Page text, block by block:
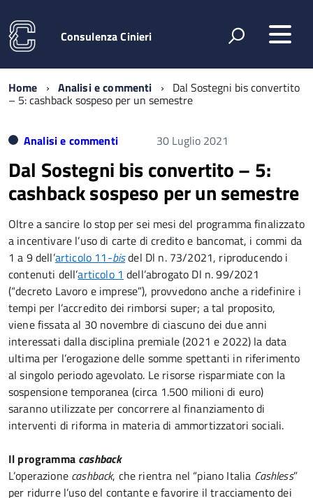
Consulenza Cinieri
Home Analisi e commenti Dal Sostegni bis convertito
– 5: cashback sospeso per un semestre
Analisi e commenti 30 Luglio 2021
Dal Sostegni bis convertito – 5:
cashback sospeso per un semestre
Oltre a sancire lo stop per sei mesi del programma finalizzato
a incentivare l’uso di carte di credito e bancomat, i commi da
1 a 9 dell’articolo 11-bisdel Dl n. 73/2021, riproducendo i
contenuti dell’articolo 1 dell’abrogato Dl n. 99/2021
(“decreto Lavoro e imprese”), provvedono anche a ridefinire i
tempi per l’accredito dei rimborsi super; a tal proposito,
viene fissata al 30 novembre di ciascuno dei due anni
interessati dalla disciplina premiale (2021 e 2022) la data
ultima per l’erogazione delle somme spettanti in riferimento
al singolo periodo agevolato. Le risorse risparmiate con la
sospensione temporanea (circa 1.500 milioni di euro)
saranno utilizzate per concorrere al finanziamento di
interventi di riforma in materia di ammortizzatori sociali.
Il programma cashback
L’operazione cashback, che rientra nel “piano Italia Cashless”
per ridurre l’uso del contante e favorire il tracciamento dei